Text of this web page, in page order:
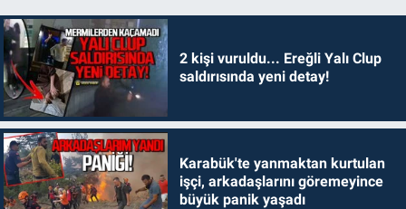
2 kişi vuruldu... Ereğli Yalı Clup
saldırısında yeni detay!
Karabük'te yanmaktan kurtulan
işçi, arkadaşlarını göremeyince
büyük panik yaşadı